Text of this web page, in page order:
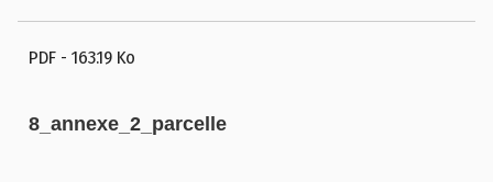
PDF - 163.19 Ko
8_annexe_2_parcelle